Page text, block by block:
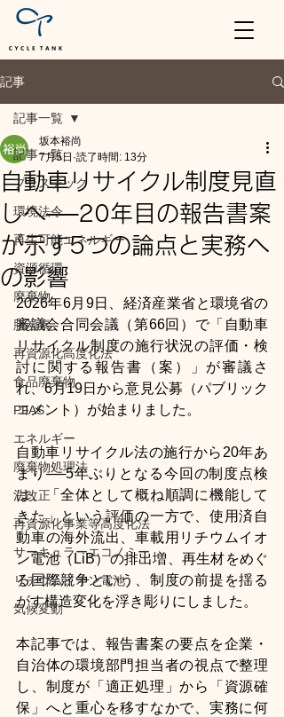
記事
記事一覧
プラスチック
環境法令
再生可能エネルギー
資源循環
廃棄物
脱炭素
再資源化高度化法
食品廃棄物
PFAS
エネルギー
廃棄物処理法
法改正
再資源化事業等高度化法
サーキュラーエコノミー
リチウムイオン電池
気候変動
記事一覧
自動車リサイクル制度見直
しへ──20年目の報告書案
が示す5つの論点と実務へ
の影響
坂本裕尚
7月5日 読了時間: 13分
2026年6月9日、経済産業省と環境省の
審議会合同会議（第66回）で「自動車
リサイクル制度の施行状況の評価・検
討に関する報告書（案）」が審議さ
れ、6月19日から意見公募（パブリック
コメント）が始まりました。
自動車リサイクル法の施行から20年あ
まり──5年ぶりとなる今回の制度点検
は、「全体として概ね順調に機能して
きた」という評価の一方で、使用済自
動車の海外流出、車載用リチウムイオ
ン電池（LiB）の排出増、再生材をめぐ
る国際競争という、制度の前提を揺る
がす構造変化を浮き彫りにしました。
本記事では、報告書案の要点を企業・
自治体の環境部門担当者の視点で整理
し、制度が「適正処理」から「資源確
保」へと重心を移すなかで、実務に何